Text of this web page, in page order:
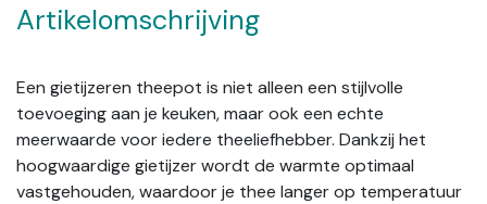
Artikelomschrijving
Een gietijzeren theepot is niet alleen een stijlvolle
toevoeging aan je keuken, maar ook een echte
meerwaarde voor iedere theeliefhebber. Dankzij het
hoogwaardige gietijzer wordt de warmte optimaal
vastgehouden, waardoor je thee langer op temperatuur